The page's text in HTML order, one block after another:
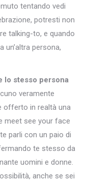
tentando vedi
potresti non
talking-to, e quando
un’altra persona,
lo stesso persona
veramente
offerto in realtà una
meet see your face
parli con un paio di
te stesso da
uomini e donne.
anche se sei